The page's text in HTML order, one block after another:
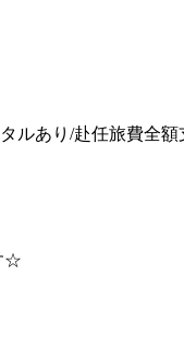
ルあり/赴任旅費全額
☆